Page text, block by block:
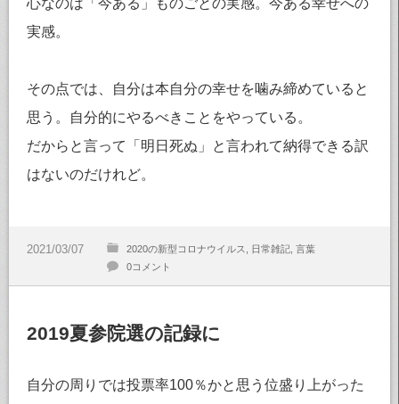
心なのは「今ある」ものごとの実感。今ある幸せへの
実感。
その点では、自分は本自分の幸せを噛み締めていると
思う。自分的にやるべきことをやっている。
だからと言って「明日死ぬ」と言われて納得できる訳
はないのだけれど。
2020の新型コロナウイルス 日常雑記 言葉
0コメント
2019夏参院選の記録に
自分の周りでは投票率100％かと思う位盛り上がった